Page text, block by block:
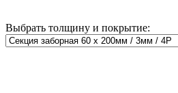
Выбрать толщину и покрытие: